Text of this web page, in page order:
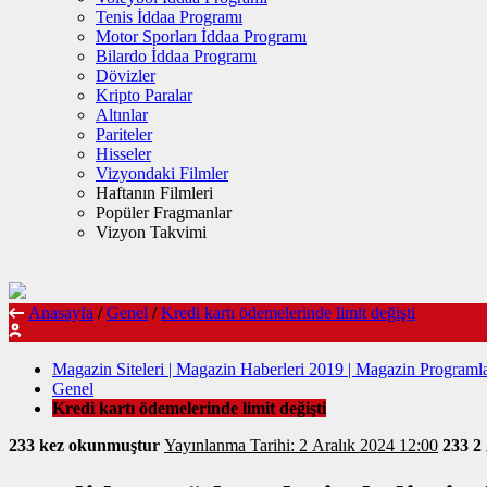
Tenis İddaa Programı
Motor Sporları İddaa Programı
Bilardo İddaa Programı
Dövizler
Kripto Paralar
Altınlar
Pariteler
Hisseler
Vizyondaki Filmler
Haftanın Filmleri
Popüler Fragmanlar
Vizyon Takvimi
Anasayfa / Genel / Kredi kartı ödemelerinde limit değişti
Magazin Siteleri | Magazin Haberleri 2019 | Magazin
Genel
Kredi kartı ödemelerinde limit değişti
233 kez okunmuştur
Yayınlanma Tarihi: 2 Aralık 2024 12:00 233 2